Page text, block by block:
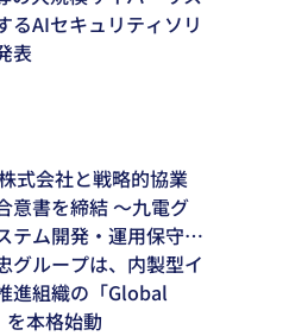
るAIセキュリティソリ
表
式会社と戦略的協業
意書を締結 ～九電グ
テム開発・運用保守領
協業を推進～
グループは、内製型イ
進組織の「Global
本格始動